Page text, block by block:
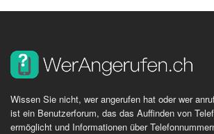
Wissen Sie nicht, wer angerufen hat oder wer
ist ein Benutzerforum, das das Auffinden von
ermöglicht und Informationen über